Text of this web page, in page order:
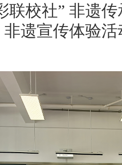
联校社” 非遗
非遗宣传体验